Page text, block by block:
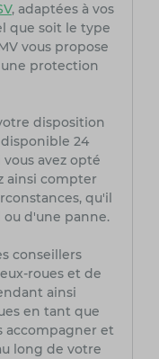
, adaptées à vos
que soit le type
vous propose
protection
disposition
24
vous avez opté
ainsi compter
qu'il
ou d'une panne.
conseillers
roues et de
ainsi
en tant que
accompagner et
long de votre